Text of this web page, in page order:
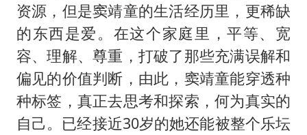
资源，但是窦靖童的生活经历里，更稀缺
的东西是爱。在这个家庭里，平等、宽
容、理解、尊重，打破了那些充满误解和
偏见的价值判断，由此，窦靖童能穿透种
种标签，真正去思考和探索，何为真实的
自己。已经接近30岁的她还能被整个乐坛